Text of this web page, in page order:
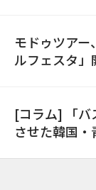
モドゥツア
ルフェスタ
[コラム] 「バ
させた韓国